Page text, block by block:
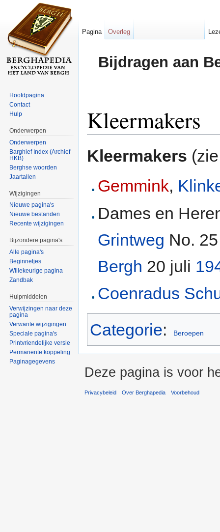
Bijdragen aan
Kleermakers
Kleermakers
Gemmink,
Dames en
Grintweg No.
Bergh 20 juli
Coenradus
Categorie: Beroepen
Pagina Overleg
Hoofdpagina
Contact
Hulp
Onderwerpen
Onderwerpen
Barghief Index (Archief
HKB)
Berghse woorden
Jaartallen
Wijzigingen
Nieuwe pagina's
Nieuwe bestanden
Recente wijzigingen
Bijzondere pagina's
Alle pagina's
Beginnetjes
Willekeurige pagina
Zandbak
Hulpmiddelen
Verwijzingen naar deze
pagina
Verwante wijzigingen
Speciale pagina's
Printvriendelijke versie
Permanente koppeling
Paginagegevens
Deze pagina is voor
Privacybeleid Over Berghapedia Voorbehoud